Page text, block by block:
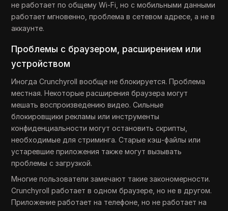
не работает по общему Wi-Fi, но с мобильными данными
работает мгновенно, проблема в сетевом адресе, а не в
аккаунте.
Проблемы с браузером, расширением или
устройством
Иногда Crunchyroll вообще не блокируется. Проблема
местная. Некоторые расширения браузера могут
мешать воспроизведению видео. Сильные
блокировщики рекламы или инструменты
конфиденциальности могут остановить скрипты,
необходимые для стриминга. Старые кэш-файлы или
устаревшие приложения также могут вызывать
проблемы с загрузкой.
Многие пользователи замечают такие закономерности.
Crunchyroll работает в одном браузере, но не в другом.
Приложение работает на телефоне, но не работает на